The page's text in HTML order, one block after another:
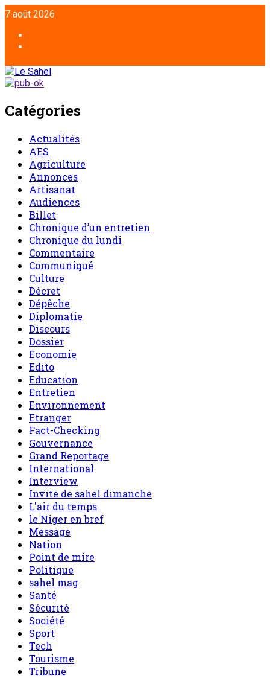
7 août 2026
Catégories
Actualités
AES
Agriculture
Annonces
Artisanat
Audiences
Billet
Chronique d’un entretien
Chronique du lundi
Commentaire
Communiqué
Culture
Décret
Dépêche
Diplomatie
Discours
Dossier
Economie
Edito
Education
Entretien
Environnement
Etranger
Fact-Checking
Gouvernance
Grand Reportage
International
Interview
Invite de sahel dimanche
L'air du temps
le Niger en bref
Message
Nation
Point de mire
Politique
sahel mag
Santé
Sécurité
Société
Sport
Tech
Tourisme
Tribune